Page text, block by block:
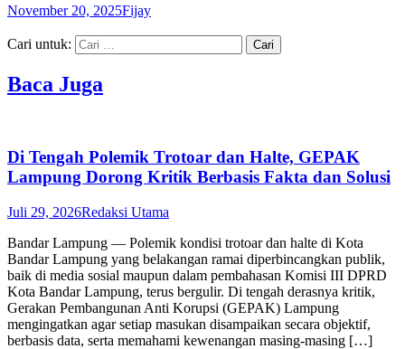
November 20, 2025Fijay
Cari untuk:
Baca Juga
Di Tengah Polemik Trotoar dan Halte, GEPAK
Lampung Dorong Kritik Berbasis Fakta dan Solusi
Juli 29, 2026Redaksi Utama
Bandar Lampung — Polemik kondisi trotoar dan halte di Kota
Bandar Lampung yang belakangan ramai diperbincangkan publik,
baik di media sosial maupun dalam pembahasan Komisi III DPRD
Kota Bandar Lampung, terus bergulir. Di tengah derasnya kritik,
Gerakan Pembangunan Anti Korupsi (GEPAK) Lampung
mengingatkan agar setiap masukan disampaikan secara objektif,
berbasis data, serta memahami kewenangan masing-masing […]